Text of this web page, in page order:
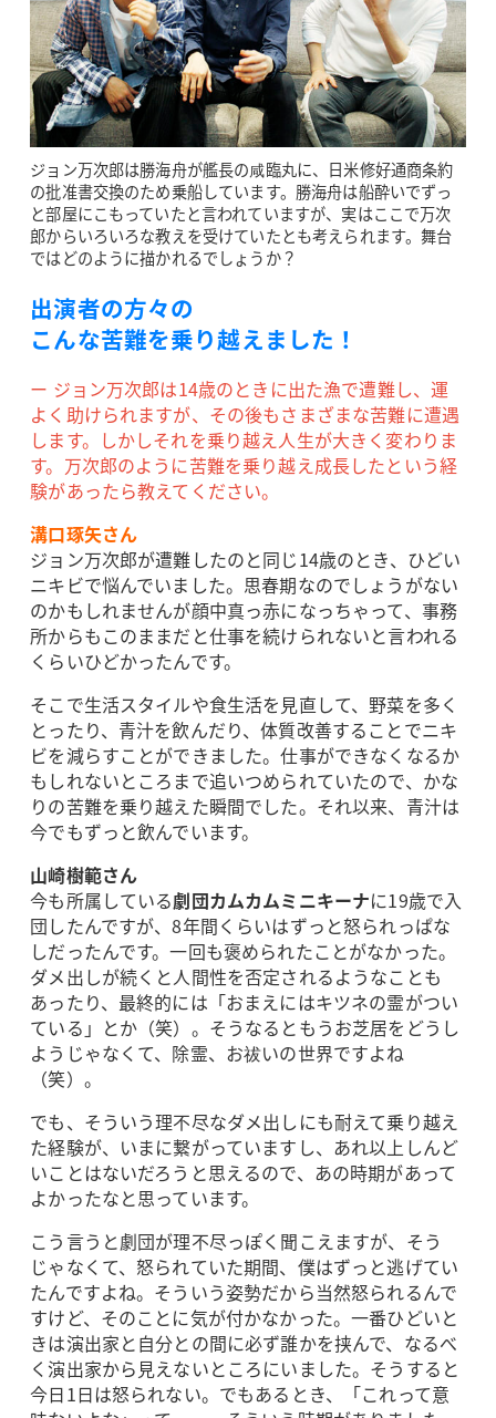
ジョン万次郎は勝海舟が艦長の咸臨丸に、日米修好通商条約
の批准書交換のため乗船しています。勝海舟は船酔いでずっ
と部屋にこもっていたと言われていますが、実はここで万次
郎からいろいろな教えを受けていたとも考えられます。舞台
ではどのように描かれるでしょうか？
出演者の方々の
こんな苦難を乗り越えました！
ー ジョン万次郎は14歳のときに出た漁で遭難し、運
よく助けられますが、その後もさまざまな苦難に遭遇
します。しかしそれを乗り越え人生が大きく変わりま
す。万次郎のように苦難を乗り越え成長したという経
験があったら教えてください。
溝口琢矢さん
ジョン万次郎が遭難したのと同じ14歳のとき、ひどい
ニキビで悩んでいました。思春期なのでしょうがない
のかもしれませんが顔中真っ赤になっちゃって、事務
所からもこのままだと仕事を続けられないと言われる
くらいひどかったんです。
そこで生活スタイルや食生活を見直して、野菜を多く
とったり、青汁を飲んだり、体質改善することでニキ
ビを減らすことができました。仕事ができなくなるか
もしれないところまで追いつめられていたので、かな
りの苦難を乗り越えた瞬間でした。それ以来、青汁は
今でもずっと飲んでいます。
山崎樹範さん
今も所属している劇団カムカムミニキーナに19歳で入
団したんですが、8年間くらいはずっと怒られっぱな
しだったんです。一回も褒められたことがなかった。
ダメ出しが続くと人間性を否定されるようなことも
あったり、最終的には「おまえにはキツネの霊がつい
ている」とか（笑）。そうなるともうお芝居をどうし
ようじゃなくて、除霊、お祓いの世界ですよね
（笑）。
でも、そういう理不尽なダメ出しにも耐えて乗り越え
た経験が、いまに繋がっていますし、あれ以上しんど
いことはないだろうと思えるので、あの時期があって
よかったなと思っています。
こう言うと劇団が理不尽っぽく聞こえますが、そう
じゃなくて、怒られていた期間、僕はずっと逃げてい
たんですよね。そういう姿勢だから当然怒られるんで
すけど、そのことに気が付かなかった。一番ひどいと
きは演出家と自分との間に必ず誰かを挟んで、なるべ
く演出家から見えないところにいました。そうすると
今日1日は怒られない。でもあるとき、「これって意